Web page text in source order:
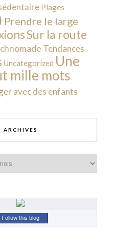
Plages
Prendre le large
Sur la route
Tendances
Uncategorized Une
mille mots
avec des enfants
ARCHIVES
Follow this blog